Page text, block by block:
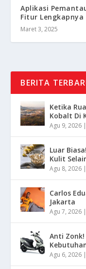
Aplikasi
Fitur Lengkapnya
Maret 3, 2025
BERITA
Ketika
Kobalt Di
Agu 9, 2026 |
Luar
Kulit
Agu 8, 2026 |
Carlos
Jakarta
Agu 7, 2026 |
Anti
Agu 6, 2026 |